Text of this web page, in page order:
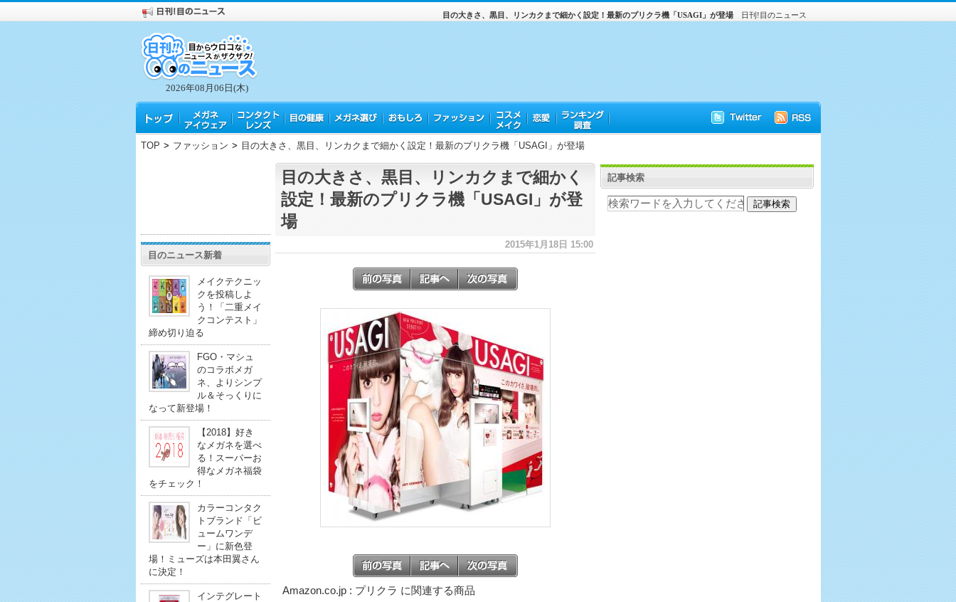
2026年08月06日(木)
日刊!目のニュース
目の大きさ、黒目、リンカクまで細かく設定！最新のプリクラ機「USAGI」が登場
TOP > ファッション > 目の大きさ、黒目、リンカクまで細かく設定！最新のプリクラ機「USAGI」が登場
目のニュース新着
メイクテクニッ
クを投稿しよ
う！「二重メイ
クコンテスト」
締め切り迫る
FGO・マシュ
のコラボメガ
ネ、よりシンプ
ル＆そっくりに
なって新登場！
【2018】好き
なメガネを選べ
る！スーパーお
得なメガネ福袋
をチェック！
カラーコンタク
トブランド「ビ
ュームワンデ
ー」に新色登
場！ミューズは本田翼さん
に決定！
インテグレート
目の大きさ、黒目、リンカクまで細かく
設定！最新のプリクラ機「USAGI」が登
場
2015年1月18日 15:00
Amazon.co.jp : プリクラ に関連する商品
記事検索